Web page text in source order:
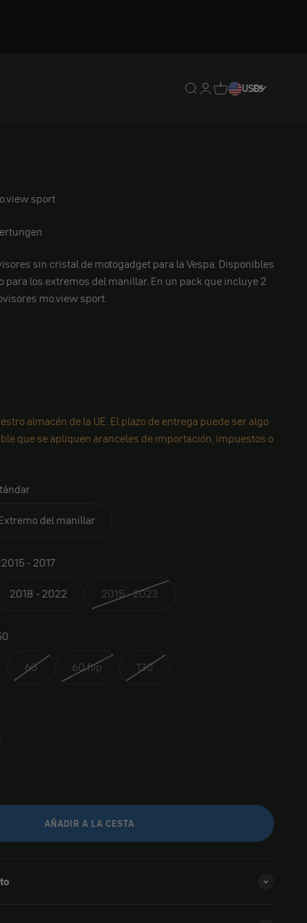
Traducción pendiente:
Traducción
Traducción
USDES
sport
sin cristal de motogadget para la Vespa. Disponibles
para los extremos del manillar. En un pack que incluye 2
mo.view sport.
almacén de la UE. El plazo de entrega puede ser algo
que se apliquen aranceles de importación, impuestos o
del manillar
2015 - 2017
2018 - 2022 2015 - 2023
60 60 flip 130
AÑADIR A LA CESTA